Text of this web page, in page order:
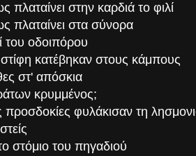
πλαταίνει στην καρδιά το φιλί
πλαταίνει στα σύνορα
του οδοιπόρου
κατέβηκαν στους κάμπους
στ' απόσκια
κρυμμένος;
προσδοκίες φυλάκισαν τη
στόμιο του πηγαδιού